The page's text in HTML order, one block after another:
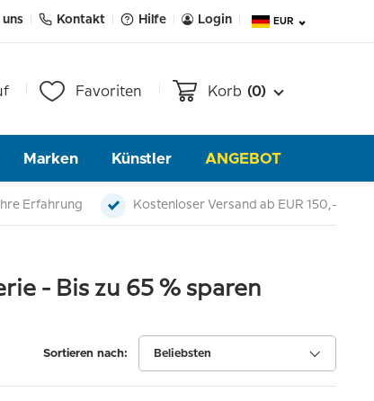
uns Kontakt Hilfe Login EUR
Favoriten Korb (0)
Marken Künstler ANGEBOT
Erfahrung Kostenloser Versand ab EUR 150,-
- Bis zu 65 % sparen
Sortieren nach: Beliebsten